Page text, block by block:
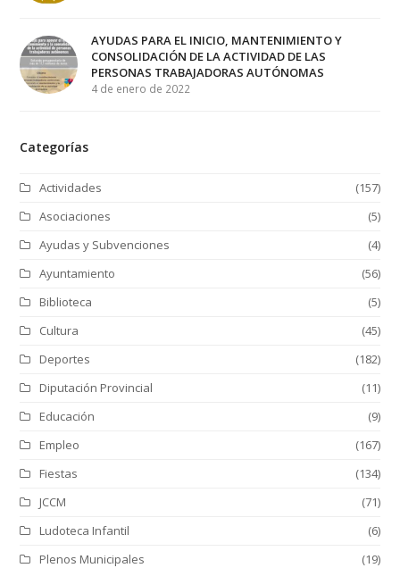
AYUDAS PARA EL INICIO, MANTENIMIENTO Y
CONSOLIDACIÓN DE LA ACTIVIDAD DE LAS
PERSONAS TRABAJADORAS AUTÓNOMAS
4 de enero de 2022
Categorías
Actividades
(157)
Asociaciones
(5)
Ayudas y Subvenciones
(4)
Ayuntamiento
(56)
Biblioteca
(5)
Cultura
(45)
Deportes
(182)
Diputación Provincial
(11)
Educación
(9)
Empleo
(167)
Fiestas
(134)
JCCM
(71)
Ludoteca Infantil
(6)
Plenos Municipales
(19)